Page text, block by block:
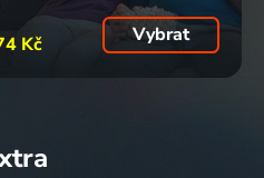
Kč Vybrat